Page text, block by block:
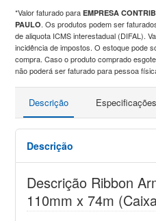
*Valor faturado paraEMPRESA
PAULO. Os produtos podem ser
de aliquota ICMS interestadual (DIFAL).
incidência de impostos. O estoque pode
compra. Caso o produto comprado
não poderá ser faturado para pessoa
Descrição
Descrição
Descrição Ribbon
110mm x 74m